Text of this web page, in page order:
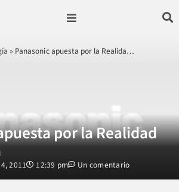
» Panasonic apuesta por la Realida…
por la Realidad
2011 12:39 pm Un comentario